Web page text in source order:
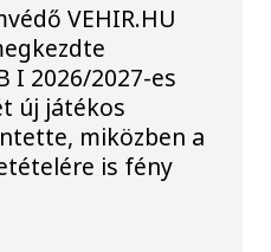
VEHIR.HU
I 2026/2027-es
új játékos
miközben a
is fény